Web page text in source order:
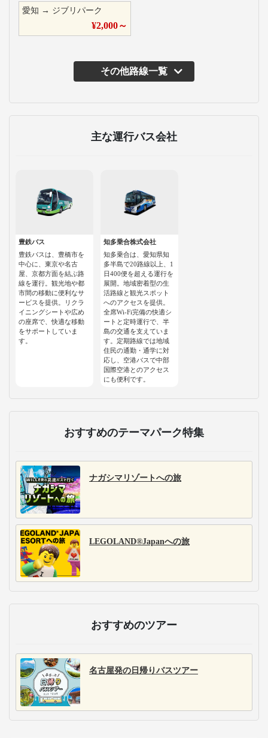
愛知 → ジブリパーク
¥2,000～
その他路線一覧
主な運行バス会社
豊鉄バス
豊鉄バスは、豊橋市を
中心に、東京や名古
屋、京都方面を結ぶ路
線を運行。観光地や都
市間の移動に便利なサ
ービスを提供。リクラ
イニングシートや広め
の座席で、快適な移動
をサポートしていま
す。
知多乗合株式会社
知多乗合は、愛知県知
多半島で20路線以上、1
日400便を超える運行を
展開。地域密着型の生
活路線と観光スポット
へのアクセスを提供。
全席Wi-Fi完備の快適シ
ートと定時運行で、半
島の交通を支えていま
す。定期路線では地域
住民の通勤・通学に対
応し、空港バスで中部
国際空港とのアクセス
にも便利です。
おすすめのテーマパーク特集
ナガシマリゾートへの旅
LEGOLAND®Japanへの旅
おすすめのツアー
名古屋発の日帰りバスツアー